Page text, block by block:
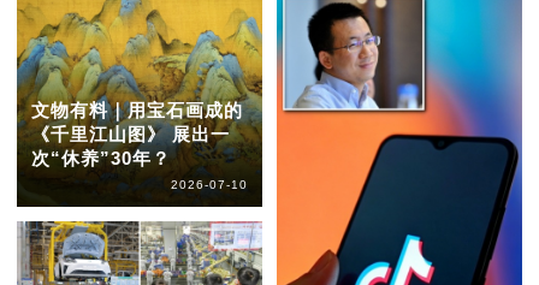
文物有料｜用宝石画成的
《千里江山图》 展出一
次“休养”30年？
2026-07-10